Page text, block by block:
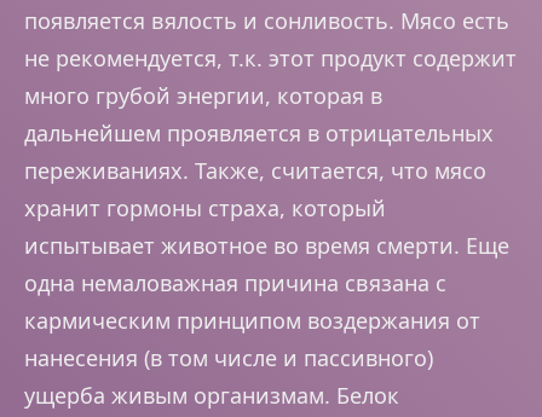
появляется вялость и сонливость. Мясо есть
не рекомендуется, т.к. этот продукт содержит
много грубой энергии, которая в
дальнейшем проявляется в отрицательных
переживаниях. Также, считается, что мясо
хранит гормоны страха, который
испытывает животное во время смерти. Еще
одна немаловажная причина связана с
кармическим принципом воздержания от
нанесения (в том числе и пассивного)
ущерба живым организмам. Белок